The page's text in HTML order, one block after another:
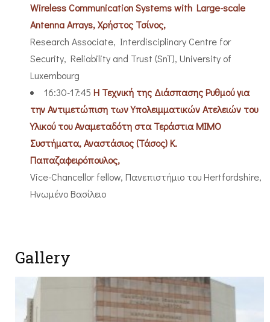
Wireless Communication Systems with Large-scale
Antenna Arrays, Χρήστος Τσίνος,
Research Associate, Interdisciplinary Centre for
Security, Reliability and Trust (SnT), University of
Luxembourg
16:30-17:45 Η Τεχνική της Διάσπασης Ρυθμού για
την Αντιμετώπιση των Υπολειμματικών Ατελειών του
Υλικού του Αναμεταδότη στα Τεράστια ΜΙΜΟ
Συστήματα, Αναστάσιος (Τάσος) Κ.
Παπαζαφειρόπουλος,
Vice-Chancellor fellow, Πανεπιστήμιο του Hertfordshire,
Ηνωμένο Βασίλειο
Gallery